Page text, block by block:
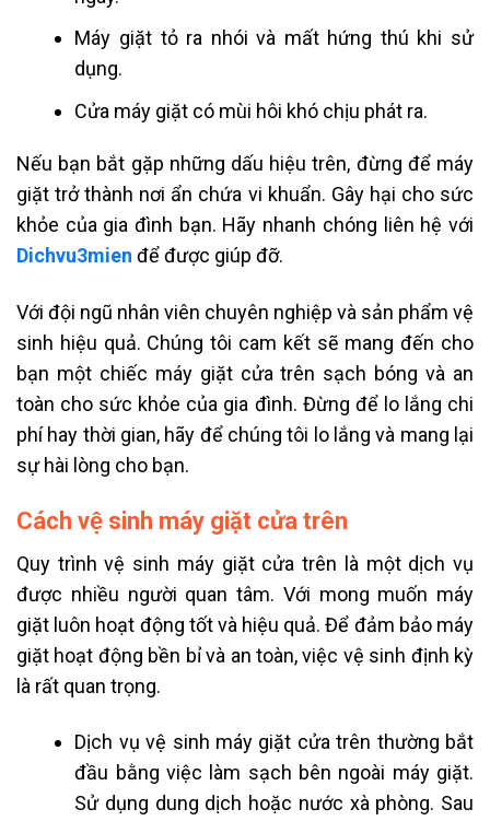
Máy giặt tỏ ra nhói và mất hứng thú khi sử
dụng.
Cửa máy giặt có mùi hôi khó chịu phát ra.
Nếu bạn bắt gặp những dấu hiệu trên, đừng để máy
giặt trở thành nơi ẩn chứa vi khuẩn. Gây hại cho sức
khỏe của gia đình bạn. Hãy nhanh chóng liên hệ với
Dichvu3mien để được giúp đỡ.
Với đội ngũ nhân viên chuyên nghiệp và sản phẩm vệ
sinh hiệu quả. Chúng tôi cam kết sẽ mang đến cho
bạn một chiếc máy giặt cửa trên sạch bóng và an
toàn cho sức khỏe của gia đình. Đừng để lo lắng chi
phí hay thời gian, hãy để chúng tôi lo lắng và mang lại
sự hài lòng cho bạn.
Cách vệ sinh máy giặt cửa trên
Quy trình vệ sinh máy giặt cửa trên là một dịch vụ
được nhiều người quan tâm. Với mong muốn máy
giặt luôn hoạt động tốt và hiệu quả. Để đảm bảo máy
giặt hoạt động bền bỉ và an toàn, việc vệ sinh định kỳ
là rất quan trọng.
Dịch vụ vệ sinh máy giặt cửa trên thường bắt
đầu bằng việc làm sạch bên ngoài máy giặt.
Sử dụng dung dịch hoặc nước xà phòng. Sau